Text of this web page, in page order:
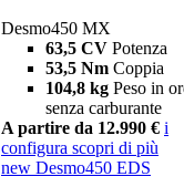
Desmo450 MX
63,5 CV Potenza
53,5 Nm Coppia
104,8 kg Peso in
senza carburante
A partire da 12.990 € i
configura scopri di più
new Desmo450 EDS